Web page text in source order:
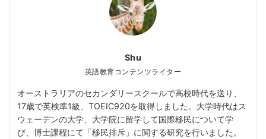
Shu
英語教育コンテンツライター
オーストラリアのセカンダリースクールで高校時代を送り、
17歳で英検準1級、TOEIC920を取得しました。大学時代はス
ウェーデンの大学、大学院に留学して国際移民について学
び、博士課程にて「移民排斥」に関する研究を行いました。